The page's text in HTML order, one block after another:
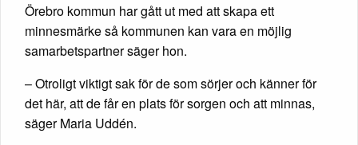
Örebro kommun har gått ut med att skapa ett
minnesmärke så kommunen kan vara en möjlig
samarbetspartner säger hon.
– Otroligt viktigt sak för de som sörjer och känner för
det här, att de får en plats för sorgen och att minnas,
säger Maria Uddén.